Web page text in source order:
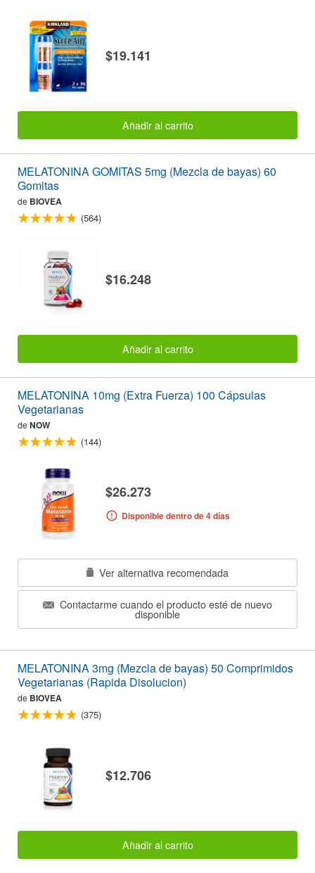
$19.141
Añadir al carrito
MELATONINA GOMITAS 5mg (Mezcla de bayas) 60
Gomitas
de BIOVEA
(564)
$16.248
Añadir al carrito
MELATONINA 10mg (Extra Fuerza) 100 Cápsulas
Vegetarianas
de NOW
(144)
$26.273
Disponible dentro de 4 días
Ver alternativa recomendada
Contactarme cuando el producto esté de nuevo
disponible
MELATONINA 3mg (Mezcla de bayas) 50 Comprimidos
Vegetarianas (Rapida Disolucion)
de BIOVEA
(375)
$12.706
Añadir al carrito